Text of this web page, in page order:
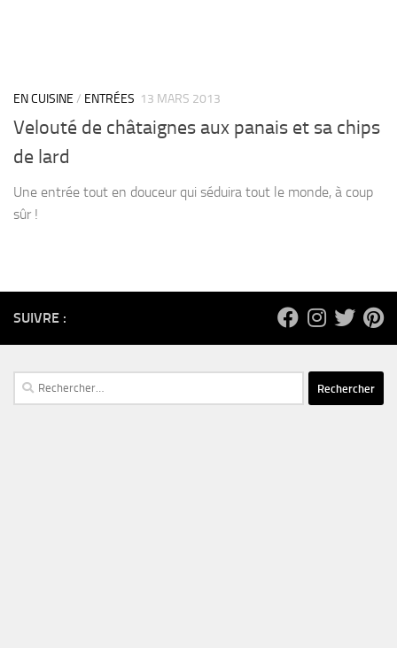
EN CUISINE / ENTRÉES 13 MARS 2013
Velouté de châtaignes aux panais et sa chips
de lard
Une entrée tout en douceur qui séduira tout le monde, à coup
sûr !
SUIVRE :
Rechercher :